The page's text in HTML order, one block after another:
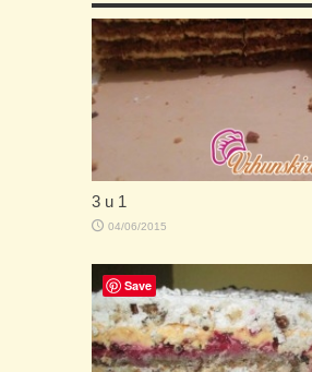
3 u 1
04/06/2015
Save